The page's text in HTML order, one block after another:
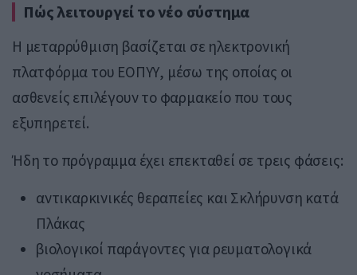
Πώς λειτουργεί το νέο σύστημα
Η μεταρρύθμιση βασίζεται σε ηλεκτρονική
πλατφόρμα του ΕΟΠΥΥ, μέσω της οποίας οι
ασθενείς επιλέγουν το φαρμακείο που τους
εξυπηρετεί.
Ήδη το πρόγραμμα έχει επεκταθεί σε τρεις φάσεις:
αντικαρκινικές θεραπείες και Σκλήρυνση κατά
Πλάκας
βιολογικοί παράγοντες για ρευματολογικά